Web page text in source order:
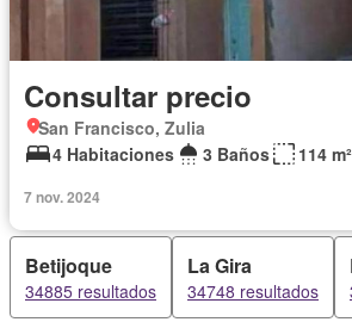
Consultar precio
San Francisco, Zulia
4 Habitaciones
3 Baños 114 m²
7 nov. 2024
Betijoque
34885 resultados
La Gira
34748 resultados